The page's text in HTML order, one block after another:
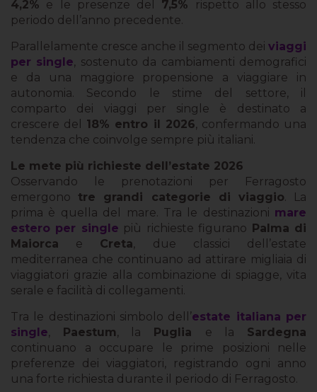
4,2% e le presenze del 7,5% rispetto allo stesso
periodo dell’anno precedente.
Parallelamente cresce anche il segmento dei viaggi
per single, sostenuto da cambiamenti demografici
e da una maggiore propensione a viaggiare in
autonomia. Secondo le stime del settore, il
comparto dei viaggi per single è destinato a
crescere del 18% entro il 2026, confermando una
tendenza che coinvolge sempre più italiani.
Le mete più richieste dell’estate 2026
Osservando le prenotazioni per Ferragosto
emergono tre grandi categorie di viaggio. La
prima è quella del mare. Tra le destinazioni mare
estero per single più richieste figurano Palma di
Maiorca e Creta, due classici dell’estate
mediterranea che continuano ad attirare migliaia di
viaggiatori grazie alla combinazione di spiagge, vita
serale e facilità di collegamenti.
Tra le destinazioni simbolo dell’estate italiana per
single, Paestum, la Puglia e la Sardegna
continuano a occupare le prime posizioni nelle
preferenze dei viaggiatori, registrando ogni anno
una forte richiesta durante il periodo di Ferragosto.